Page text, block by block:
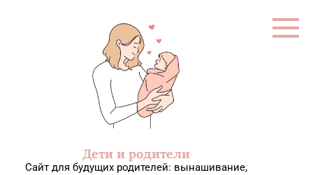
Дети и родители
Сайт для будущих родителей: вынашивание,